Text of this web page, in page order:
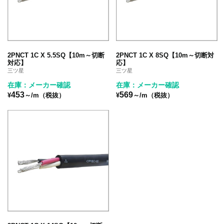
2PNCT 1C X 5.5SQ【10m～切断
対応】
三ツ星
在庫：メーカー確認
¥453～/m（税抜）
2PNCT 1C X 8SQ【10m～切断対
応】
三ツ星
在庫：メーカー確認
¥569～/m（税抜）